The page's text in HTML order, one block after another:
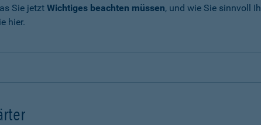
Sie jetzt Wichtiges beachten müssen, und wie Sie sinnvoll
hier.